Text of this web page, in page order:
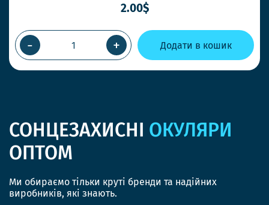
2.00$
- + Додати в кошик
СОНЦЕЗАХИСНІ ОКУЛЯРИ
ОПТОМ
Ми обираємо тільки круті бренди та надійних
виробників, які знають.